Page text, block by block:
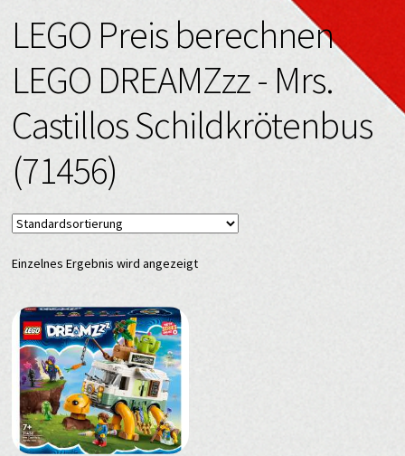
LEGO Preis berechnen
LEGO DREAMZzz - Mrs.
Castillos Schildkrötenbus
(71456)
Einzelnes Ergebnis wird angezeigt